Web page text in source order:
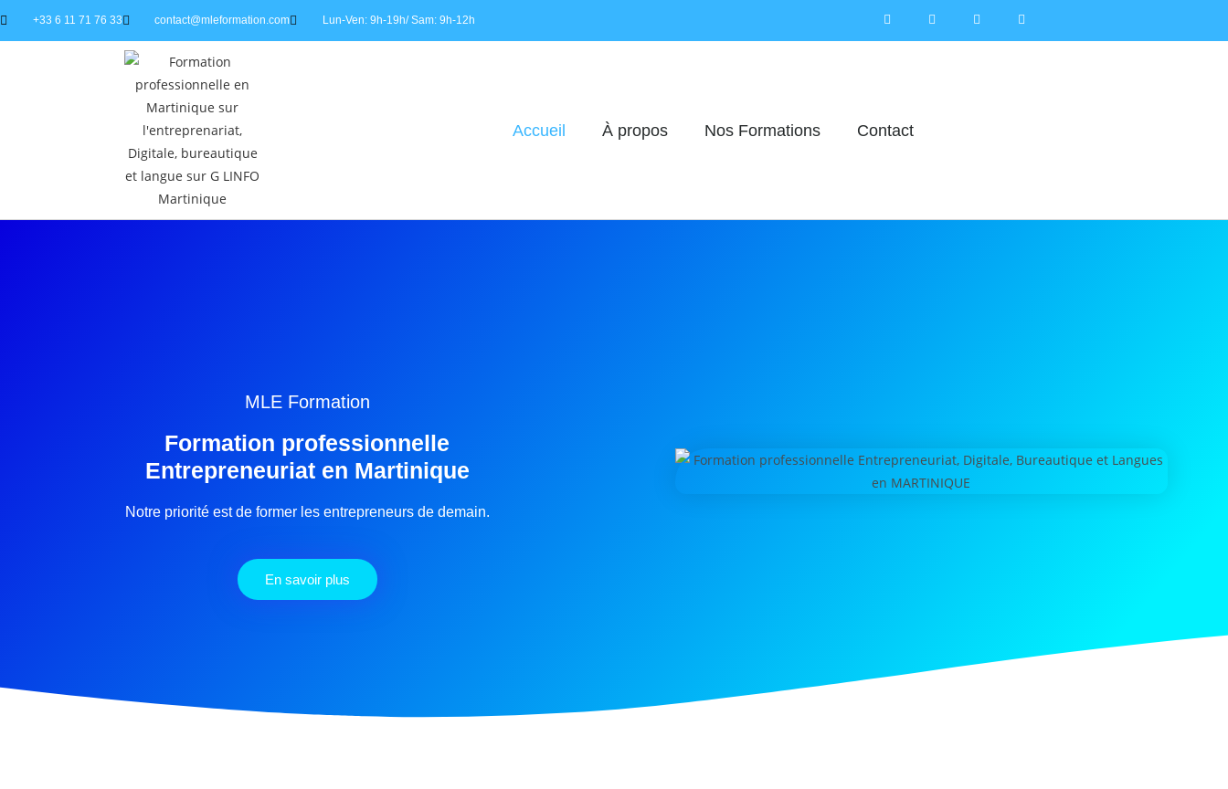
+33 6 11 71 76 33 contact@mleformation.com Lun-Ven: 9h-19h/ Sam: 9h-12h
Accueil À propos Nos Formations Contact
MLE Formation
Formation professionnelle
Entrepreneuriat en Martinique
Notre priorité est de former les entrepreneurs de demain.
En savoir plus